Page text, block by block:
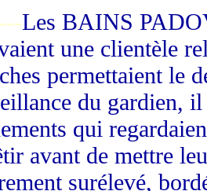
Les BAINS
une clientèle
permettaient le
du gardien,
qui
avant de mettre
surélevé,